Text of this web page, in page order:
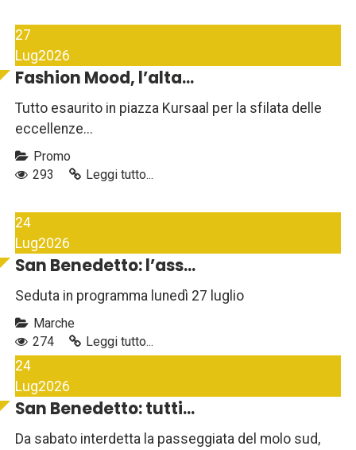
27
Lug2026
Fashion Mood, l’alta...
Tutto esaurito in piazza Kursaal per la sfilata delle
eccellenze...
Promo
293
Leggi tutto...
24
Lug2026
San Benedetto: l’ass...
Seduta in programma lunedì 27 luglio
Marche
274
Leggi tutto...
24
Lug2026
San Benedetto: tutti...
Da sabato interdetta la passeggiata del molo sud,